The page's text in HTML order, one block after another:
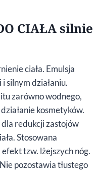
CIAŁA silnie
ciała. Emulsja
silnym działaniu.
zarówno wodnego,
kosmetyków.
redukcji zastojów
Stosowana
tzw. lżejszych nóg.
pozostawia tłustego